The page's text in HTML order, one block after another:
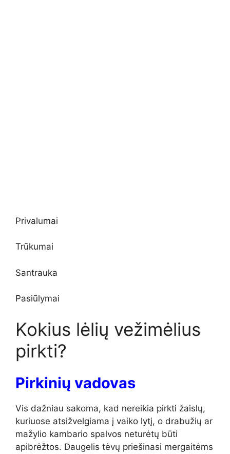
Privalumai
Trūkumai
Santrauka
Pasiūlymai
Kokius lėlių vežimėlius
pirkti?
Pirkinių vadovas
Vis dažniau sakoma, kad nereikia pirkti žaislų,
kuriuose atsižvelgiama į vaiko lytį, o drabužių ar
mažylio kambario spalvos neturėtų būti
apibrėžtos. Daugelis tėvų priešinasi mergaitėms